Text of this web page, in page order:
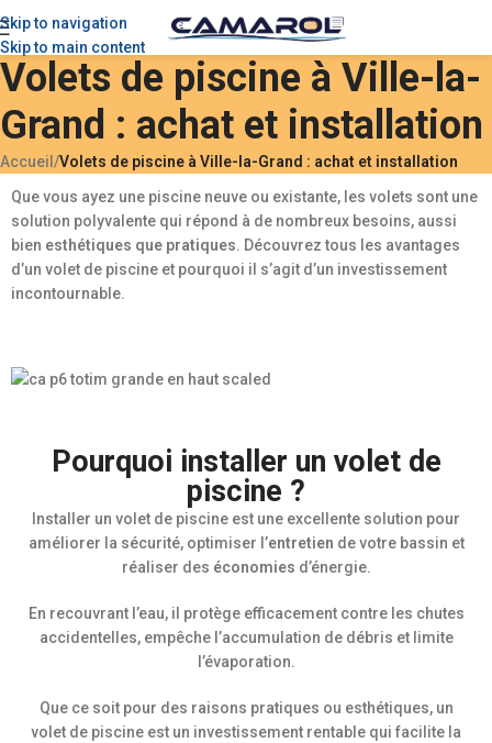
Skip to navigation
Skip to main content
Volets de piscine à Ville-la-
Grand : achat et installation
Accueil /Volets de piscine à Ville-la-Grand : achat et installation
Que vous ayez une piscine neuve ou existante, les volets sont une
solution polyvalente qui répond à de nombreux besoins, aussi
bien esthétiques que pratiques. Découvrez tous les avantages
d’un volet de piscine et pourquoi il s’agit d’un investissement
incontournable.
Pourquoi installer un volet de
piscine ?
Installer un volet de piscine est une excellente solution pour
améliorer la sécurité, optimiser l’entretien de votre bassin et
réaliser des économies d’énergie.
En recouvrant l’eau, il protège efficacement contre les chutes
accidentelles, empêche l’accumulation de débris et limite
l’évaporation.
Que ce soit pour des raisons pratiques ou esthétiques, un
volet de piscine est un investissement rentable qui facilite la